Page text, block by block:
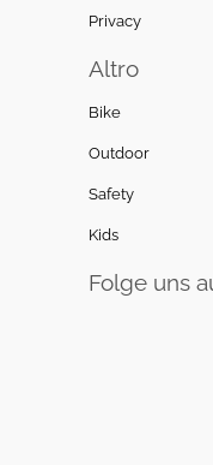
Privacy
Altro
Bike
Outdoor
Safety
Kids
Folge uns